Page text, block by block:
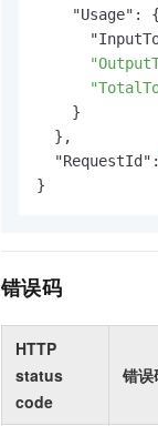
    "Usage": {
    }
  },
}
错误码
HTTP
status
code
错误